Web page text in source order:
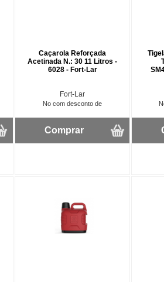
Caçarola Reforçada
Acetinada N.: 30 11 Litros -
6028 - Fort-Lar
Fort-Lar
No com desconto de
Comprar